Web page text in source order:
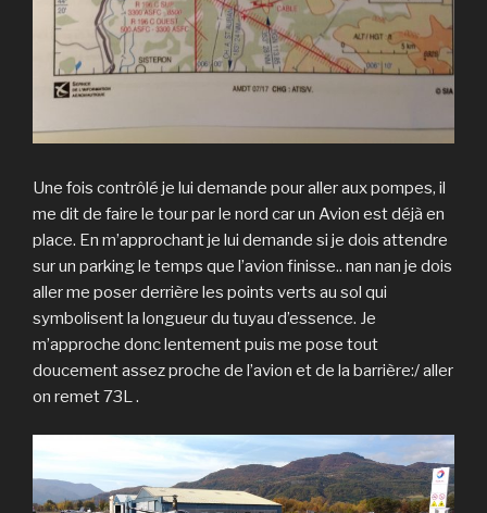
Une fois contrôlé je lui demande pour aller aux pompes, il
me dit de faire le tour par le nord car un Avion est déjà en
place. En m’approchant je lui demande si je dois attendre
sur un parking le temps que l’avion finisse.. nan nan je dois
aller me poser derrière les points verts au sol qui
symbolisent la longueur du tuyau d’essence. Je
m’approche donc lentement puis me pose tout
doucement assez proche de l’avion et de la barrière:/ aller
on remet 73L .